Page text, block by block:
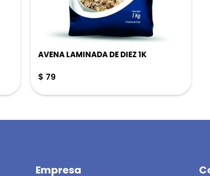
AVENA LAMINADA DE DIEZ 1K
$ 79
Empresa